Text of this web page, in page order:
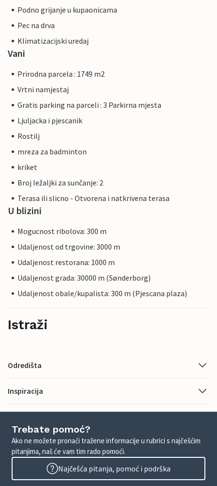
Podno grijanje u kupaonicama
Pec na drva
Klimatizacijski uredaj
Vani
Prirodna parcela : 1749 m2
Vrtni namjestaj
Gratis parking na parceli : 3 Parkirna mjesta
Ljuljacka i pjescanik
Rostilj
mreza za badminton
kriket
Broj ležaljki za sunčanje: 2
Terasa ili slicno - Otvorena i natkrivena terasa
U blizini
Mogucnost ribolova: 300 m
Udaljenost od trgovine: 3000 m
Udaljenost restorana: 1000 m
Udaljenost grada: 30000 m (Sønderborg)
Udaljenost obale/kupalista: 300 m (Pjescana plaza)
Istraži
Odredišta
Inspiracija
Trebate pomoć?
Ako ne možete pronaći tražene informacije u rubrici s najčešćim
pitanjima, naš će vam tim rado pomoći.
Najčešća pitanja, pomoć i podrška